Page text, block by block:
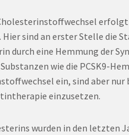
erfolgt
sind an erster Stelle die
durch eine Hemmung der
wie die PCSK9-
ein, sind aber nur
einzusetzen.
wurden in den letzten